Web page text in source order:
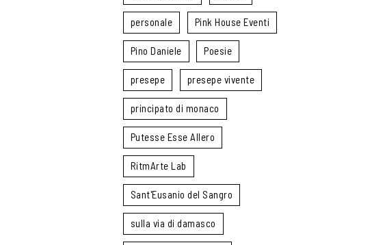
personale Pink House Eventi
Pino Daniele Poesie
presepe presepe vivente
principato di monaco
Putesse Esse Allero
RitmArte Lab
Sant'Eusanio del Sangro
sulla via di damasco